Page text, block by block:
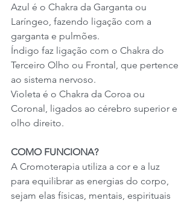
Azul é o Chakra da Garganta ou
Laríngeo, fazendo ligação com a
garganta e pulmões.
Índigo faz ligação com o Chakra do
Terceiro Olho ou Frontal, que pertence
ao sistema nervoso.
Violeta é o Chakra da Coroa ou
Coronal, ligados ao cérebro superior e
olho direito.
COMO FUNCIONA?
A Cromoterapia utiliza a cor e a luz
para equilibrar as energias do corpo,
sejam elas físicas, mentais, espirituais